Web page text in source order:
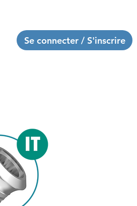
Se connecter / S'inscrire